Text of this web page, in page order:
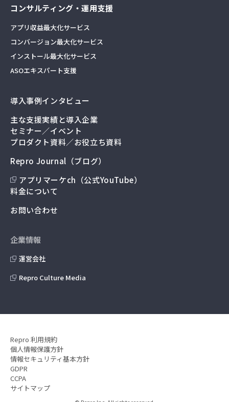
コンサルティング・運用支援
アプリ収益最大化サービス
コンバージョン最大化サービス
インストール最大化サービス
ASOエキスパート支援
導入事例インタビュー
主な支援実績と導入企業
セミナー／イベント
プロダクト資料／お役立ち資料
Repro Journal（ブログ）
アプリマーケch（公式YouTube）
料金について
お問い合わせ
企業情報
運営会社
Repro Culture Media
Repro 利用規約
個人情報保護方針
情報セキュリティ基本方針
GDPR
CCPA
サイトマップ